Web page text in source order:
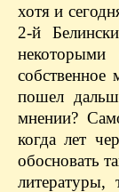
хотя и
2-й
пошел
мнении?
когда лет
обосновать
литературы,